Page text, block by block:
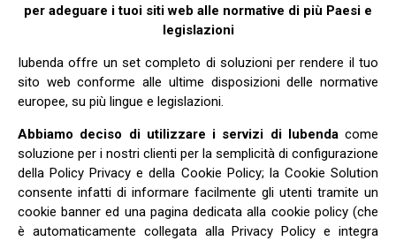
per adeguare i tuoi siti web alle normative di più Paesi e
legislazioni
Iubenda offre un set completo di soluzioni per rendere il tuo
sito web conforme alle ultime disposizioni delle normative
europee, su più lingue e legislazioni.
Abbiamo deciso di utilizzare i servizi di Iubendacome
soluzione per i nostri clienti per la semplicità di configurazione
della Policy Privacy e della Cookie Policy; la Cookie Solution
consente infatti di informare facilmente gli utenti tramite un
cookie banner ed una pagina dedicata alla cookie policy (che
è automaticamente collegata alla Privacy Policy e integra